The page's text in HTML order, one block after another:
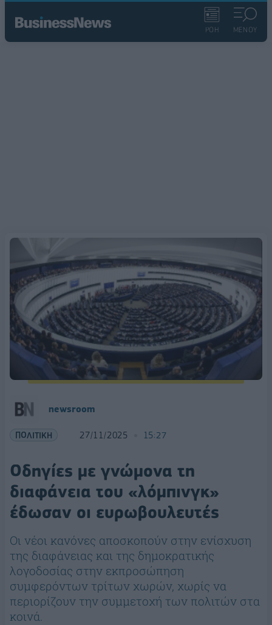
ΡΟΗ ΜΕΝΟΥ
newsroom
ΠΟΛΙΤΙΚΗ 27/11/2025 15:27
Οδηγίες με γνώμονα τη
διαφάνεια του «λόμπινγκ»
έδωσαν οι ευρωβουλευτές
Οι νέοι κανόνες αποσκοπούν στην ενίσχυση
της διαφάνειας και της δημοκρατικής
λογοδοσίας στην εκπροσώπηση
συμφερόντων τρίτων χωρών, χωρίς να
περιορίζουν την συμμετοχή των πολιτών στα
κοινά.